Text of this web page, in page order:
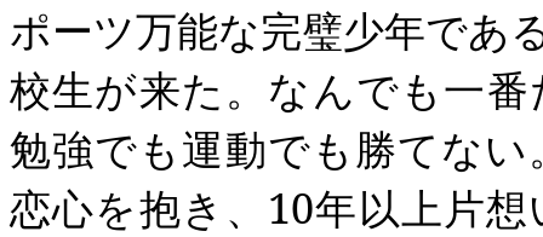
ポーツ万能な完璧少年であ
校生が来た。 なんでも一
勉強でも運動でも勝てな
恋心を抱き、 10年以上片